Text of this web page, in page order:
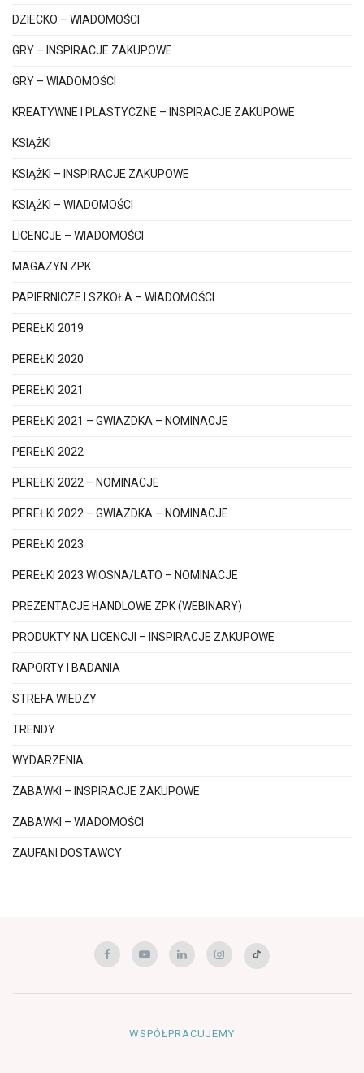
DZIECKO – WIADOMOŚCI
GRY – INSPIRACJE ZAKUPOWE
GRY – WIADOMOŚCI
KREATYWNE I PLASTYCZNE – INSPIRACJE ZAKUPOWE
KSIĄŻKI
KSIĄŻKI – INSPIRACJE ZAKUPOWE
KSIĄŻKI – WIADOMOŚCI
LICENCJE – WIADOMOŚCI
MAGAZYN ZPK
PAPIERNICZE I SZKOŁA – WIADOMOŚCI
PEREŁKI 2019
PEREŁKI 2020
PEREŁKI 2021
PEREŁKI 2021 – GWIAZDKA – NOMINACJE
PEREŁKI 2022
PEREŁKI 2022 – NOMINACJE
PEREŁKI 2022 – GWIAZDKA – NOMINACJE
PEREŁKI 2023
PEREŁKI 2023 WIOSNA/LATO – NOMINACJE
PREZENTACJE HANDLOWE ZPK (WEBINARY)
PRODUKTY NA LICENCJI – INSPIRACJE ZAKUPOWE
RAPORTY I BADANIA
STREFA WIEDZY
TRENDY
WYDARZENIA
ZABAWKI – INSPIRACJE ZAKUPOWE
ZABAWKI – WIADOMOŚCI
ZAUFANI DOSTAWCY
WSPÓŁPRACUJEMY